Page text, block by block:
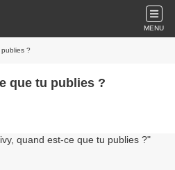
MENU
?
que tu publies ?